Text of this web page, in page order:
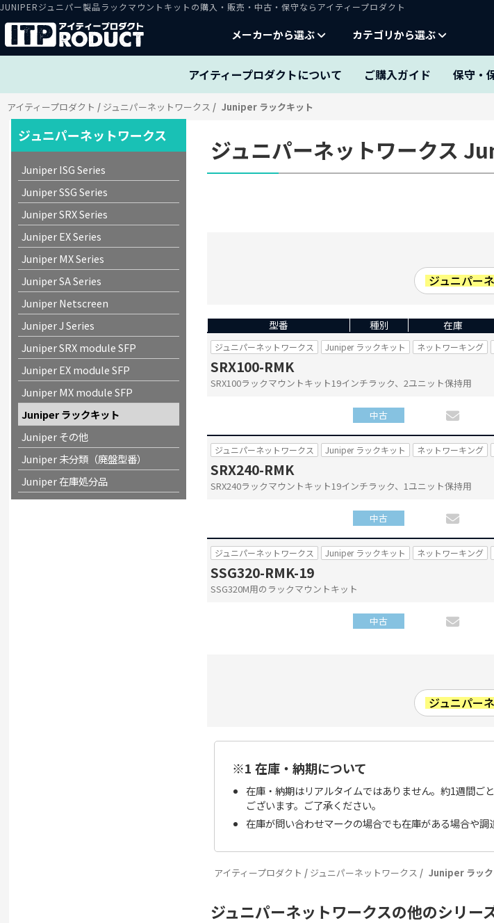
JUNIPERジュニパー製品ラックマウントキットの購入・販売・中古・保守ならアイティープロダクト
メーカーから選ぶ カテゴリから選ぶ
アイティープロダクトについて ご購入ガイド 保守・
アイティープロダクト ジュニパーネットワークス Juniper ラックキット
ジュニパーネットワークス
ジュニパー
型番 種別 在庫
ジュニパーネットワークス Juniper ラックキット ネットワーキング
SRX100-RMK
SRX100ラックマウントキット19インチラック、2ユニット保持用
中古
ジュニパーネットワークス Juniper ラックキット ネットワーキング
SRX240-RMK
SRX240ラックマウントキット19インチラック、1ユニット保持用
中古
ジュニパーネットワークス Juniper ラックキット ネットワーキング
SSG320-RMK-19
SSG320M用のラックマウントキット
中古
ジュニパー
※1 在庫・納期について
在庫・納期はリアルタイムではありません。約1週間ご
ございます。ご了承ください。
在庫が問い合わせマークの場合でも在庫がある場合や
アイティープロダクト ジュニパーネットワークス Juniper ラック
ジュニパーネットワークスの他のシリー
ジュニパーネットワークス
Juniper ISG Series
Juniper SSG Series
Juniper SRX Series
Juniper EX Series
Juniper MX Series
Juniper SA Series
Juniper Netscreen
Juniper J Series
Juniper SRX module SFP
Juniper EX module SFP
Juniper MX module SFP
Juniper ラックキット
Juniper その他
Juniper 未分類（廃盤型番）
Juniper 在庫処分品